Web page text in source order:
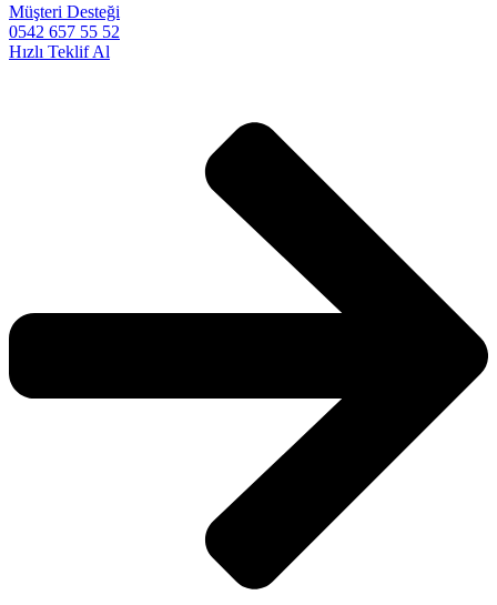
Müşteri Desteği
0542 657 55 52
Hızlı Teklif Al